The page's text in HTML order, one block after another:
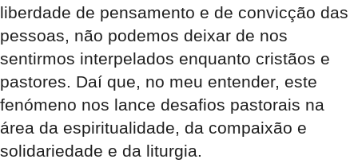
liberdade de pensamento e de convicção das
pessoas, não podemos deixar de nos
sentirmos interpelados enquanto cristãos e
pastores. Daí que, no meu entender, este
fenómeno nos lance desafios pastorais na
área da espiritualidade, da compaixão e
solidariedade e da liturgia.